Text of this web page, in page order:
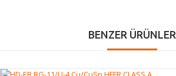
BENZER ÜRÜNLER